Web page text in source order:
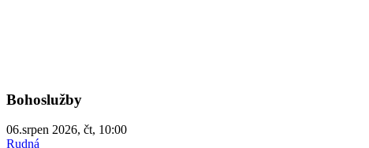
Bohoslužby
06.srpen 2026, čt, 10:00
Rudná